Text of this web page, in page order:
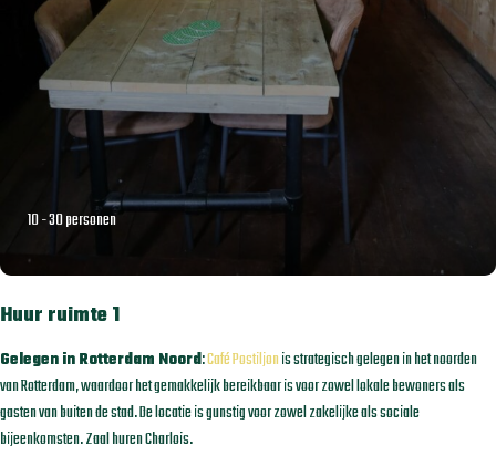
10 - 30 personen
Huur ruimte 1
Gelegen in Rotterdam Noord:Café Postiljonis strategisch gelegen in het noorden
van Rotterdam, waardoor het gemakkelijk bereikbaar is voor zowel lokale bewoners als
gasten van buiten de stad. De locatie is gunstig voor zowel zakelijke als sociale
bijeenkomsten. Zaal huren Charlois.